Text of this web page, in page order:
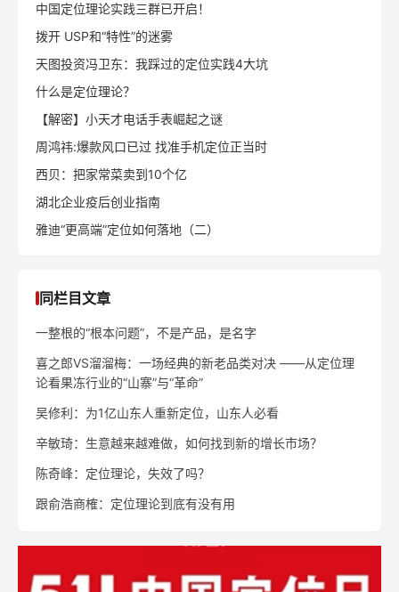
中国定位理论实践三群已开启！
拨开 USP和“特性”的迷雾
天图投资冯卫东：我踩过的定位实践4大坑
什么是定位理论？
【解密】小天才电话手表崛起之谜
周鸿祎:爆款风口已过 找准手机定位正当时
西贝：把家常菜卖到10个亿
湖北企业疫后创业指南
雅迪“更高端”定位如何落地（二）
同栏目文章
一整根的“根本问题”，不是产品，是名字
喜之郎VS溜溜梅：一场经典的新老品类对决 ——从定位理
论看果冻行业的“山寨”与“革命”
吴修利：为1亿山东人重新定位，山东人必看
辛敏琦：生意越来越难做，如何找到新的增长市场？
陈奇峰：定位理论，失效了吗？
跟俞浩商榷：定位理论到底有没有用